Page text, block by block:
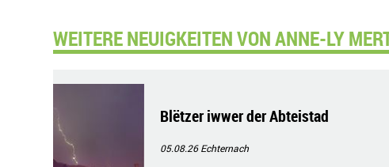
WEITERE NEUIGKEITEN VON ANNE-LY
Blëtzer iwwer der Abteistad
05.08.26Echternach